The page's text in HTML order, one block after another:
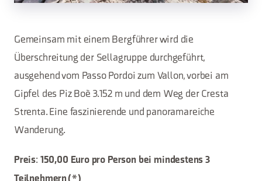
Gemeinsam mit einem Bergführer wird die
Überschreitung der Sellagruppe durchgeführt,
ausgehend vom Passo Pordoi zum Vallon, vorbei am
Gipfel des Piz Boè 3.152 m und dem Weg der Cresta
Strenta. Eine faszinierende und panoramareiche
Wanderung.
Preis: 150,00 Euro pro Person bei mindestens 3